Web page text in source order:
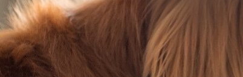
商品一覧
コラム（PETSTANCE LIFE）
お知らせ